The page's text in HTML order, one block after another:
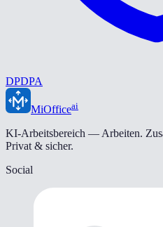
DPDPA
MiOfficeai
KI-Arbeitsbereich — Arbeiten.
Privat & sicher.
Social